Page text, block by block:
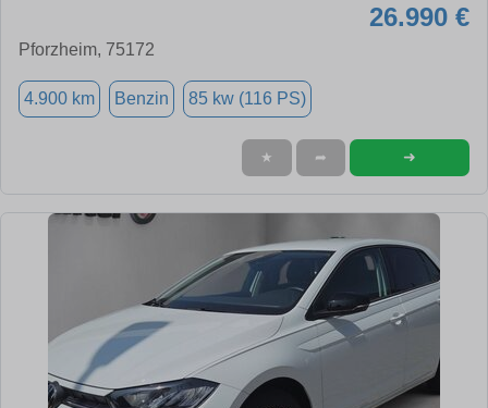
26.990 €
Pforzheim, 75172
4.900 km Benzin 85 kw (116 PS)
★ ➦ ➜